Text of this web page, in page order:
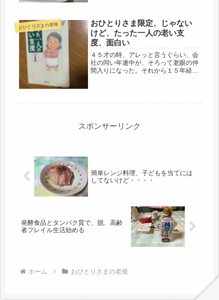
切...
おひとりさまの老後
おひとりさま限定、じゃない
けど、たった一人の老い支
度、面白い
４５才の時、アレッと言うぐらい、会
社の同い年連中が、そろって老眼の仲
間入りになった。それから１５年経つ
スポンサーリンク
簡単レンジ料理、子どもを当てには
してないけど・・・・
発酵食品とタンパク質で、脱、高齢
者フレイル生活始める
ホーム おひとりさまの老後